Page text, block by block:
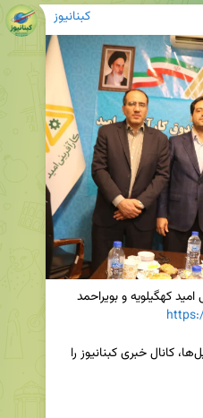
کبنانیوز